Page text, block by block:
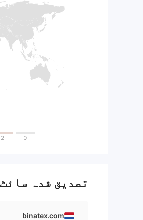
0
2
تصدیق شدہ سائٹ
binatex.com